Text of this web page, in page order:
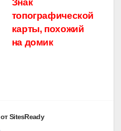
Знак
топографической
карты, похожий
на домик
от SitesReady